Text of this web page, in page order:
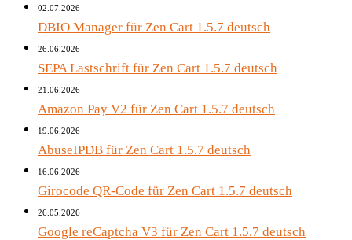
02.07.2026
DBIO Manager für Zen Cart 1.5.7 deutsch
26.06.2026
SEPA Lastschrift für Zen Cart 1.5.7 deutsch
21.06.2026
Amazon Pay V2 für Zen Cart 1.5.7 deutsch
19.06.2026
AbuseIPDB für Zen Cart 1.5.7 deutsch
16.06.2026
Girocode QR-Code für Zen Cart 1.5.7 deutsch
26.05.2026
Google reCaptcha V3 für Zen Cart 1.5.7 deutsch